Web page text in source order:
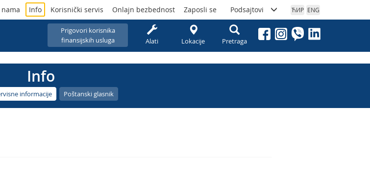
Prigovori korisnika
finansijskih usluga
Alati Lokacije Pretraga
nama Info Korisnički servis Onlajn bezbednost Zaposli se Podsajtovi ЋИР ENG
Info
informacije Poštanski glasnik